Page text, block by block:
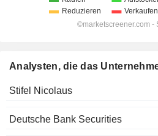
Analysten, die das
Stifel Nicolaus
Deutsche Bank Securities